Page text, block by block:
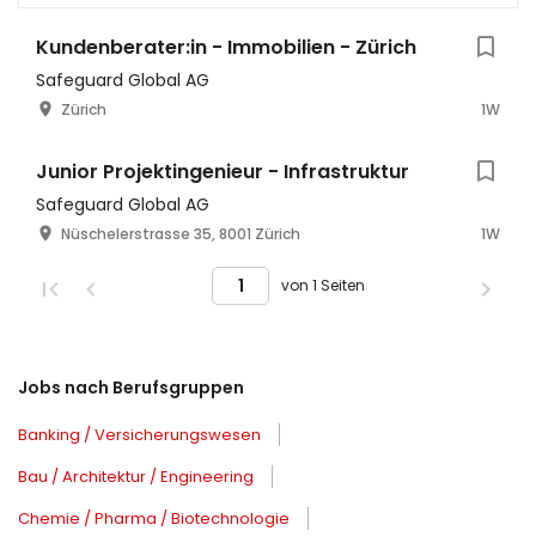
Kundenberater:in - Immobilien - Zürich
Safeguard Global AG
Zürich 1W
Junior Projektingenieur - Infrastruktur
Safeguard Global AG
Nüschelerstrasse 35, 8001 Zürich 1W
von 1 Seiten
Jobs nach Berufsgruppen
Banking / Versicherungswesen
Bau / Architektur / Engineering
Chemie / Pharma / Biotechnologie